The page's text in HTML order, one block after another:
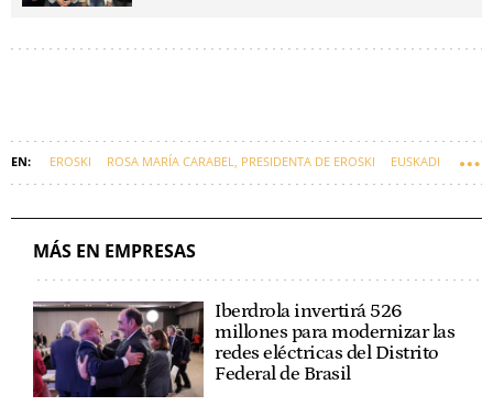
EROSKI ROSA MARÍA CARABEL, PRESIDENTA DE EROSKI EUSKADI
MÁS EN EMPRESAS
Iberdrola invertirá 526
millones para modernizar las
redes eléctricas del Distrito
Federal de Brasil